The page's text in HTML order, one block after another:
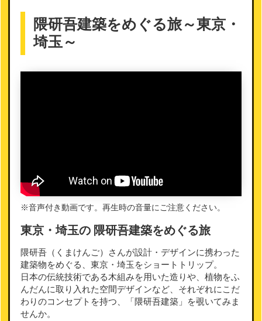
隈研吾建築をめぐる旅～東京・
埼玉～
※音声付き動画です。再生時の音量にご注意ください。
東京・埼玉の 隈研吾建築をめぐる旅
隈研吾（くまけんご）さんが設計・デザインに携わった
建築物をめぐる、東京・埼玉をショートトリップ。
日本の伝統技術である木組みを用いた造りや、植物をふ
んだんに取り入れた空間デザインなど、それぞれにこだ
わりのコンセプトを持つ、「隈研吾建築」を覗いてみま
せんか。